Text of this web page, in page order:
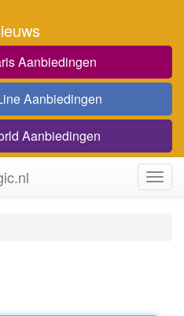
Aanbiedingen
Aanbiedingen
Aanbiedingen